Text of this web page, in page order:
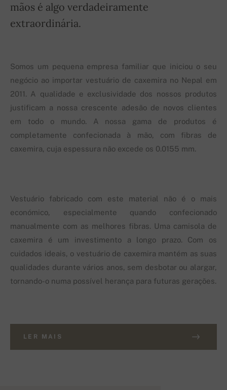
mãos é algo verdadeiramente
extraordinária.
Somos um pequena empresa familiar que iniciou o seu
negócio ao importar vestuário de caxemira no Nepal em
2011. A qualidade e exclusividade dos nossos produtos
justificam a nossa crescente adesão de novos clientes
em todo o mundo. A nossa gama de produtos é
completamente confecionada à mão, com fibras de
caxemira, cuja espessura não excede os 0.0155 mm.
Vestuário fabricado com este material não é o mais
económico, especialmente quando confecionado
manualmente com as melhores fibras. Uma camisola de
caxemira é um investimento a longo prazo. Com os
cuidados ideais, o vestuário de caxemira mantém as suas
qualidades durante vários anos, sem desbotar ou alargar,
tornando-o numa possível herança para futuras gerações.
LER MAIS